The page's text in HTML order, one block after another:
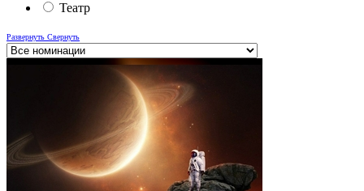
Театр
Развернуть Свернуть